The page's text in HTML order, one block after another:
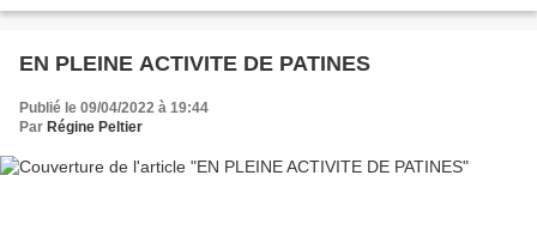
EN PLEINE ACTIVITE DE PATINES
Publié le 09/04/2022 à 19:44
Par Régine Peltier